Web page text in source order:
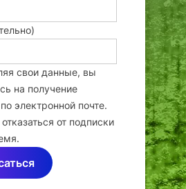
свои данные, вы
на получение
электронной почте.
от подписки